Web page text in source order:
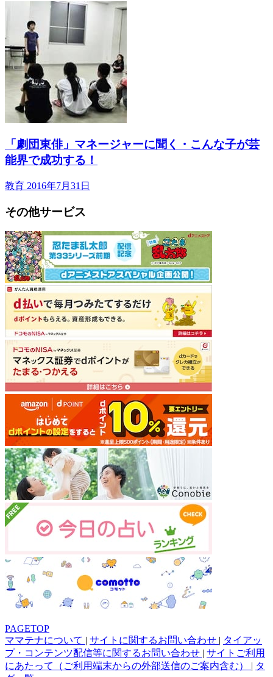
「劇団東俳」マネージャーに聞く・こんな子が芸
能界で成功する！
教育 2016年7月31日
その他サービス
PAGETOP
ママテナについて | サイトに関するお問い合わせ | タイアッ
プ・コンテンツ配信等に関するお問い合わせ | サイトご利用
にあたって（ご利用端末からの外部送信のご案内含む） | タ